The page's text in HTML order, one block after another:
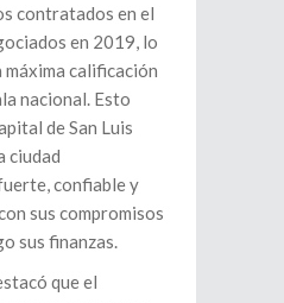
contratados en el
en 2019, lo
calificación
nacional. Esto
de San Luis
ciudad
confiable y
sus compromisos
sus finanzas.
que el